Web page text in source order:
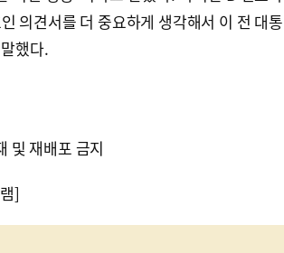
의견서를 더 중요하게 생각해서 이 전 대통
했다.
재배포 금지
]